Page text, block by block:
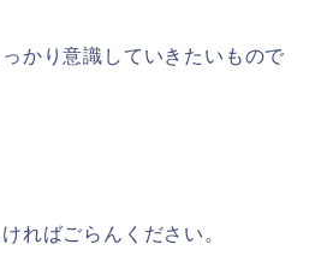
かり意識していきたいもので
ればごらんください。